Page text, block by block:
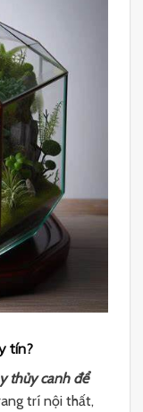
tín?
thủy canh để
trí nội thất,